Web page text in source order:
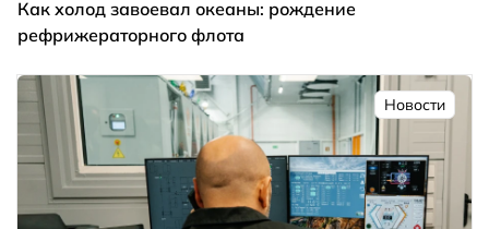
Как холод завоевал океаны: рождение
рефрижераторного флота
Новости